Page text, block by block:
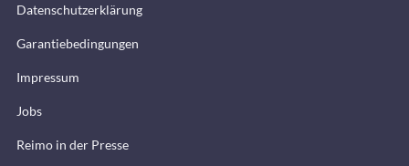
Datenschutzerklärung
Garantiebedingungen
Impressum
Jobs
Reimo in der Presse